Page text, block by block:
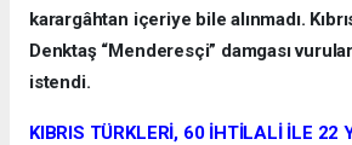
karargâhtan içeriye bile alınmadı.
Denktaş “Menderesçi” damgası
istendi.
KIBRIS TÜRKLERİ, 60 İHTİLALİ İLE 22